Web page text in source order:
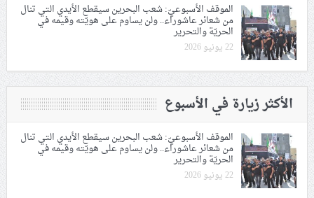
الموقف الأسبوعيّ: شعب البحرين سيقطع الأيدي التي تنال
من شعائر عاشوراء.. ولن يساوم على هويّته وقيمه في
الحريّة والتحرير
22 يونيو 2026
الأكثر زيارة في الأسبوع
الموقف الأسبوعيّ: شعب البحرين سيقطع الأيدي التي تنال
من شعائر عاشوراء.. ولن يساوم على هويّته وقيمه في
الحريّة والتحرير
22 يونيو 2026